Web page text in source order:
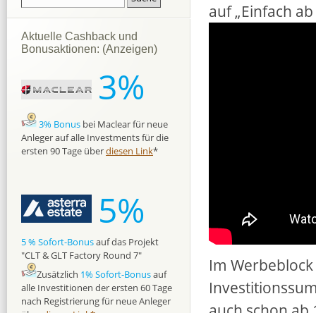
auf „Einfach
Im
Aktuelle Cashback und
Bonusaktionen: (Anzeigen)
3%
3% Bonus bei Maclear für neue
Anleger auf alle Investments für die
ersten 90 Tage überdiesen Link*
5%
5 % Sofort-Bonusauf das Projekt
"CLT & GLT Factory Round 7"
Zusätzlich 1% Sofort-Bonusauf
alle Investitionen der ersten 60 Tage
nach Registrierung für neue Anleger